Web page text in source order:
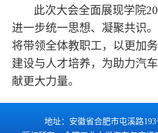
此次大会全面展现学院
进一步统一思想、凝聚共识
将带领全体教职工，以更加
建设与人才培养，为助力汽
献更大力量。
地址：安徽省合肥市屯溪路